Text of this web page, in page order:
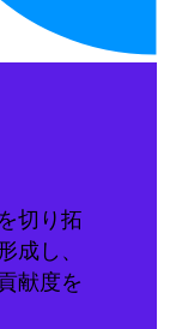
切り拓
成し、
献度を